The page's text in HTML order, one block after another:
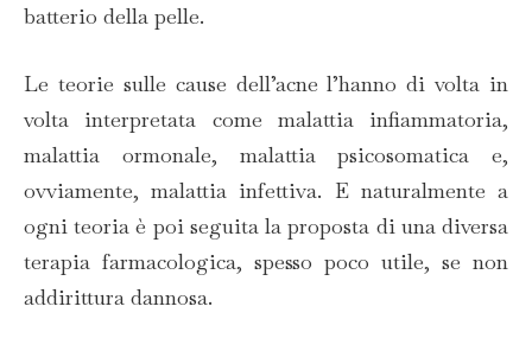
batterio della pelle.
Le teorie sulle cause dell’acne l’hanno di volta in
volta interpretata come malattia infiammatoria,
malattia ormonale, malattia psicosomatica e,
ovviamente, malattia infettiva. E naturalmente a
ogni teoria è poi seguita la proposta di una diversa
terapia farmacologica, spesso poco utile, se non
addirittura dannosa.